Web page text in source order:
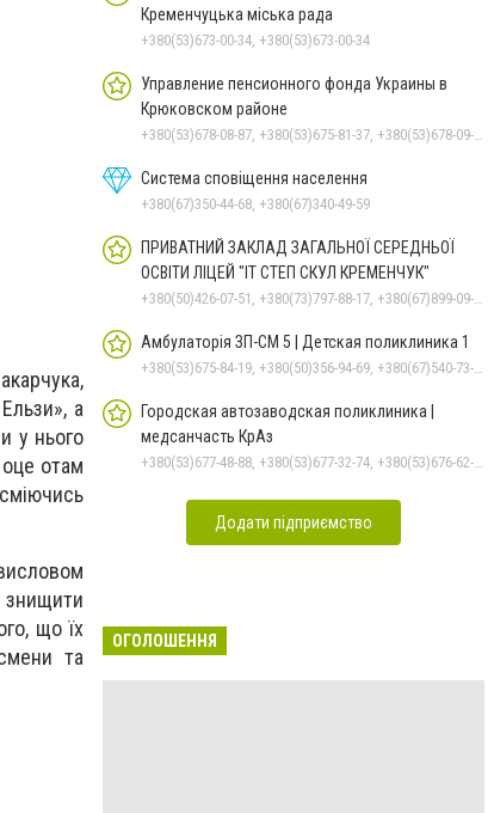
а
у нього
отам
знищити
що їх
та
Кременчуцька міська рада
+380(53)673-00-34, +380(53)673-00-34
Управление пенсионного фонда Украины в
Крюковском районе
+380(53)678-08-87, +380(53)675-81-37, +380(53)678-09-01, +380(53)675-81-32, +380(53)675-81-40, +380(53)675-81-33, +380(53)675-81-38, +380(53)675-81-31
Система сповіщення населення
+380(67)350-44-68, +380(67)340-49-59
ПРИВАТНИЙ ЗАКЛАД ЗАГАЛЬНОЇ СЕРЕДНЬОЇ
ОСВІТИ ЛІЦЕЙ "ІТ СТЕП СКУЛ КРЕМЕНЧУК"
+380(50)426-07-51, +380(73)797-88-17, +380(67)899-09-16
Амбулаторія ЗП-СМ 5 | Детская поликлиника 1
+380(53)675-84-19, +380(50)356-94-69, +380(67)540-73-87
Городская автозаводская поликлиника |
медсанчасть КрАз
+380(53)677-48-88, +380(53)677-32-74, +380(53)676-62-99, +380536766187
Додати підприємство
ОГОЛОШЕННЯ